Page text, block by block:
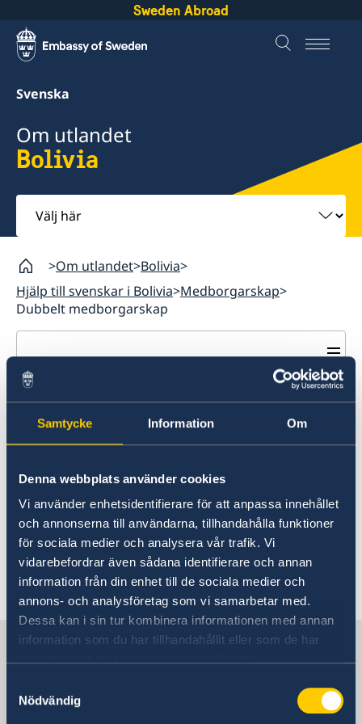
Samtycke Information Om
Denna webbplats använder cookies
Vi använder enhetsidentifierare för att anpassa innehållet
och annonserna till användarna, tillhandahålla funktioner
för sociala medier och analysera vår trafik. Vi
vidarebefordrar även sådana identifierare och annan
information från din enhet till de sociala medier och
annons- och analysföretag som vi samarbetar med.
Dessa kan i sin tur kombinera informationen med annan
information som du har tillhandahållit eller som de har
Nödvändig
Sweden Abroad
Svenska
Om utlandet
Bolivia
Välj
här
Om utlandet Bolivia
Hjälp till svenskar i Bolivia Medborgarskap
Dubbelt medborgarskap
Bolivia
Hjälp till svenskar i Bolivia
Samordningsnummer
Förnyelse av samordningsnummer
Anmälan om medborgarskap för barn födda utom­
lands före 1 april 2015 med svensk pappa
Förlora och behålla svenskt medborgarskap
Dubbelt medborgarskap
Levnadsintyg
Dödsfall i Bolivia
Avgifter
Legaliseringar i Bolivia
Rösta i Bolivia 2026
Aktuella händelser
Tjänster som erbjuds av svenska ambassaden
Dubbelt medborgarskap i
Bolivia
Dubbelt medborgarskap accepteras i Bolivia
likaväl som i Sverige. För mer detaljerad
information seMigrationsmyndighetens
hemsida i Bolivia samt den grundläggande
information om dubbelt medborgarskap som
finns på Sweden Abroad.
Sverige i Bolivia
Sveriges ambassad